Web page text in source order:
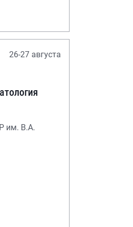
26-27 августа
им. В.А.